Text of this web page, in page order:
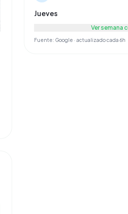
Jueves
Ver semana
Fuente: Google · actualizado cada 6h